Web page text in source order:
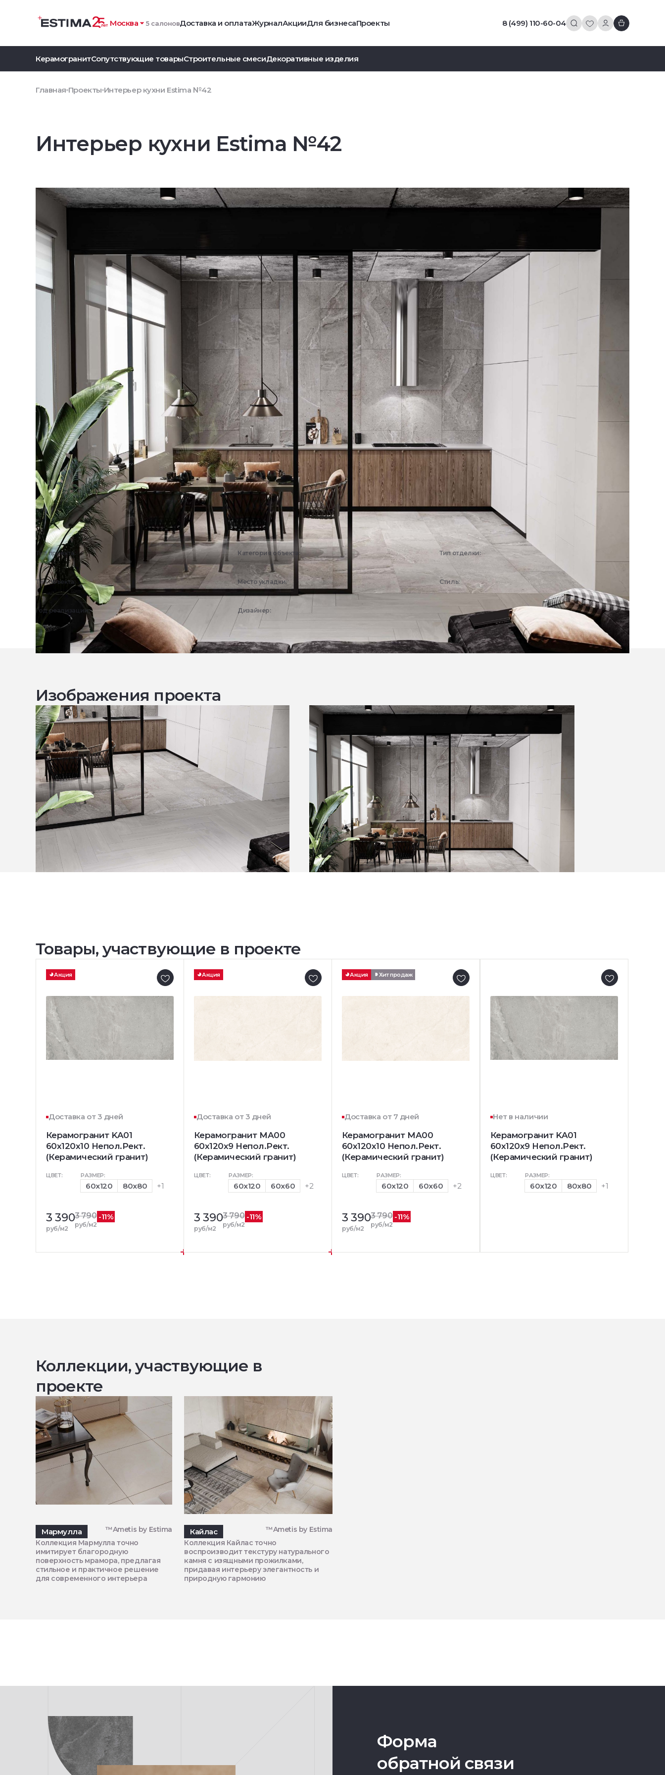
Москва 5 салоновДоставка и оплатаЖурналАкцииДля бизнесаПроекты 8 (499) 110-60-04
КерамогранитСопутствующие товарыСтроительные смесиДекоративные изделия
Главная Проекты Интерьер кухни Estima №42
Интерьер кухни Estima №42
Тип проекта:
3D визуализация
Категория объекта:
Жилые объекты
Тип отделки:
Тип объекта:
Частный дом, Квартира
Место укладки:
Кухня
Стиль:
Современный
Год реализации:
2023
Дизайнер:
Эстима Дизайн
Изображения проекта
Товары, участвующие в проекте
Акция
Доставка от 3 дней
Керамогранит KA01
60x120х10 Непол.Рект.
(Керамический гранит)
ЦВЕТ: РАЗМЕР:
60x120 80x80 +1
3 390
руб/м2
3 790
руб/м2
-11%
Акция
Доставка от 3 дней
Керамогранит MA00
60x120х9 Непол.Рект.
(Керамический гранит)
ЦВЕТ: РАЗМЕР:
60x120 60x60 +2
3 390
руб/м2
3 790
руб/м2
-11%
Акция Хит продаж
Доставка от 7 дней
Керамогранит MA00
60x120х10 Непол.Рект.
(Керамический гранит)
ЦВЕТ: РАЗМЕР:
60x120 60x60 +2
3 390
руб/м2
3 790
руб/м2
-11%
Нет в наличии
Керамогранит KA01
60x120х9 Непол.Рект.
(Керамический гранит)
ЦВЕТ: РАЗМЕР:
60x120 80x80 +1
Коллекции, участвующие в
проекте
Мармулла
™Ametis by Estima
Коллекция Мармулла точно
имитирует благородную
поверхность мрамора, предлагая
стильное и практичное решение
для современного интерьера
Кайлас
™Ametis by Estima
Коллекция Кайлас точно
воспроизводит текстуру натурального
камня с изящными прожилками,
придавая интерьеру элегантность и
природную гармонию
Форма
обратной связи